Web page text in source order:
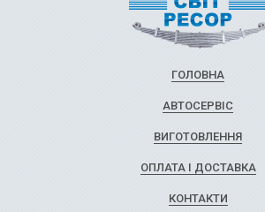
ГОЛОВНА
АВТОСЕРВІС
ВИГОТОВЛЕННЯ
ОПЛАТА І ДОСТАВКА
КОНТАКТИ